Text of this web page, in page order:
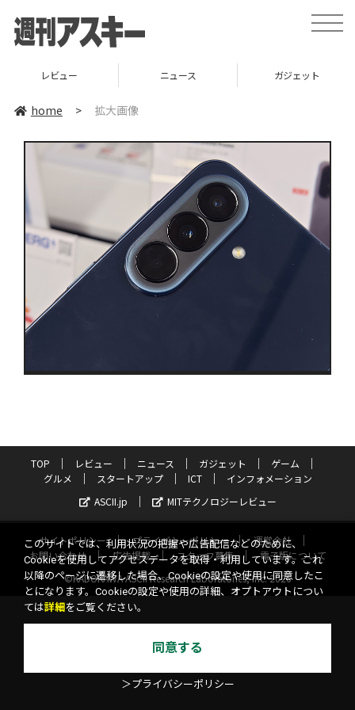
toggle
レビュー ニュース ガジェット
home > 拡大画像
TOP レビュー ニュース ガジェット
ゲーム
グルメ
スタートアップ ICT
インフォメーション
ASCII.jp
MITテクノロジーレビュー
サイトポリシー プライバシーポリシー
運営会社
お問い合わせ
広告掲載 スタッフ募集
電子版について
©KADOKAWA ASCII Research Laboratories, Inc. 2026
このサイトでは、利用状況の把握や広告配信などのために、
Cookieを使用してアクセスデータを取得・利用しています。これ
以降のページに遷移した場合、Cookieの設定や使用に同意したこ
とになります。Cookieの設定や使用の詳細、オプトアウトについ
ては詳細 をご覧ください。
同意する
＞プライバシーポリシー